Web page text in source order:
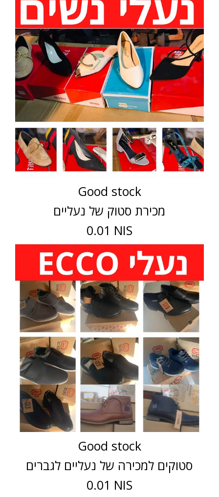
Good stock
מכירת סטוק של נעליים
0.01 NIS
Good stock
סטוקים למכירה של נעליים לגברים
0.01 NIS